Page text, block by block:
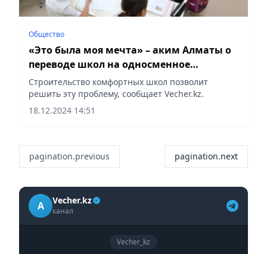
Общество
«Это была моя мечта» – аким Алматы о
переводе школ на односменное
обучение
Строительство комфортных школ позволит
решить эту проблему, сообщает Vecher.kz.
18.12.2024 14:51
pagination.previous pagination.next
A Vecher.kz
канал
Vecher_kz